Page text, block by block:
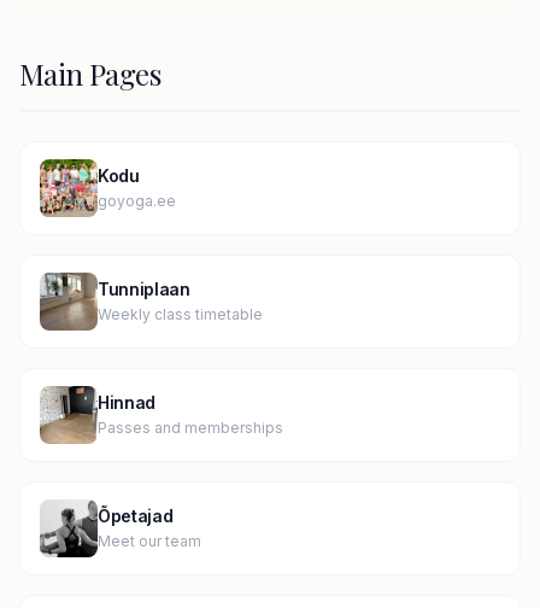
Main Pages
Kodu
goyoga.ee
Tunniplaan
Weekly class timetable
Hinnad
Passes and memberships
Õpetajad
Meet our team